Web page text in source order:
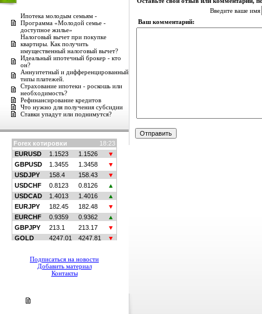
Ипотека молодым семьям -
Программа «Молодой семье -
доступное жилье»
Налоговый вычет при покупке
квартиры. Как получить
имущественный налоговый вычет?
Идеальный ипотечный брокер - кто
он?
Аннуитетный и дифференцированный
типы платежей.
Страхование ипотеки - роскошь или
необходимость?
Рефинансирование кредитов
Что нужно для получения субсидии
Ставки упадут или поднимутся?
Подписаться на новости
Добавить материал
Контакты
Введите ваше имя
Ваш комментарий: